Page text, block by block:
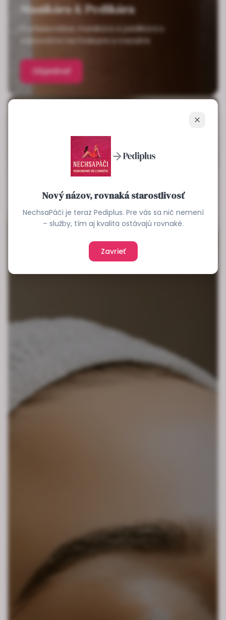
Zavrieť
Nový názov, rovnaká starostlivosť
NechsaPáči je teraz Pediplus. Pre vás sa nič nemení
– služby, tím aj kvalita ostávajú rovnaké.
Zavrieť
Manikúra & Pedikúra
Profesionálne manikúra a pedikúra s
najnovšími technikami a trendmi
Objednať